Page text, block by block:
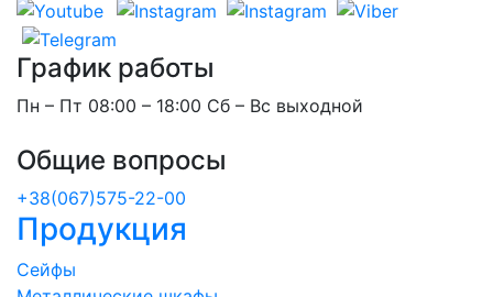
График работы
Пн – Пт 08:00 – 18:00 Сб – Вс выходной
Общие вопросы
+38(067)575-22-00
Продукция
Сейфы